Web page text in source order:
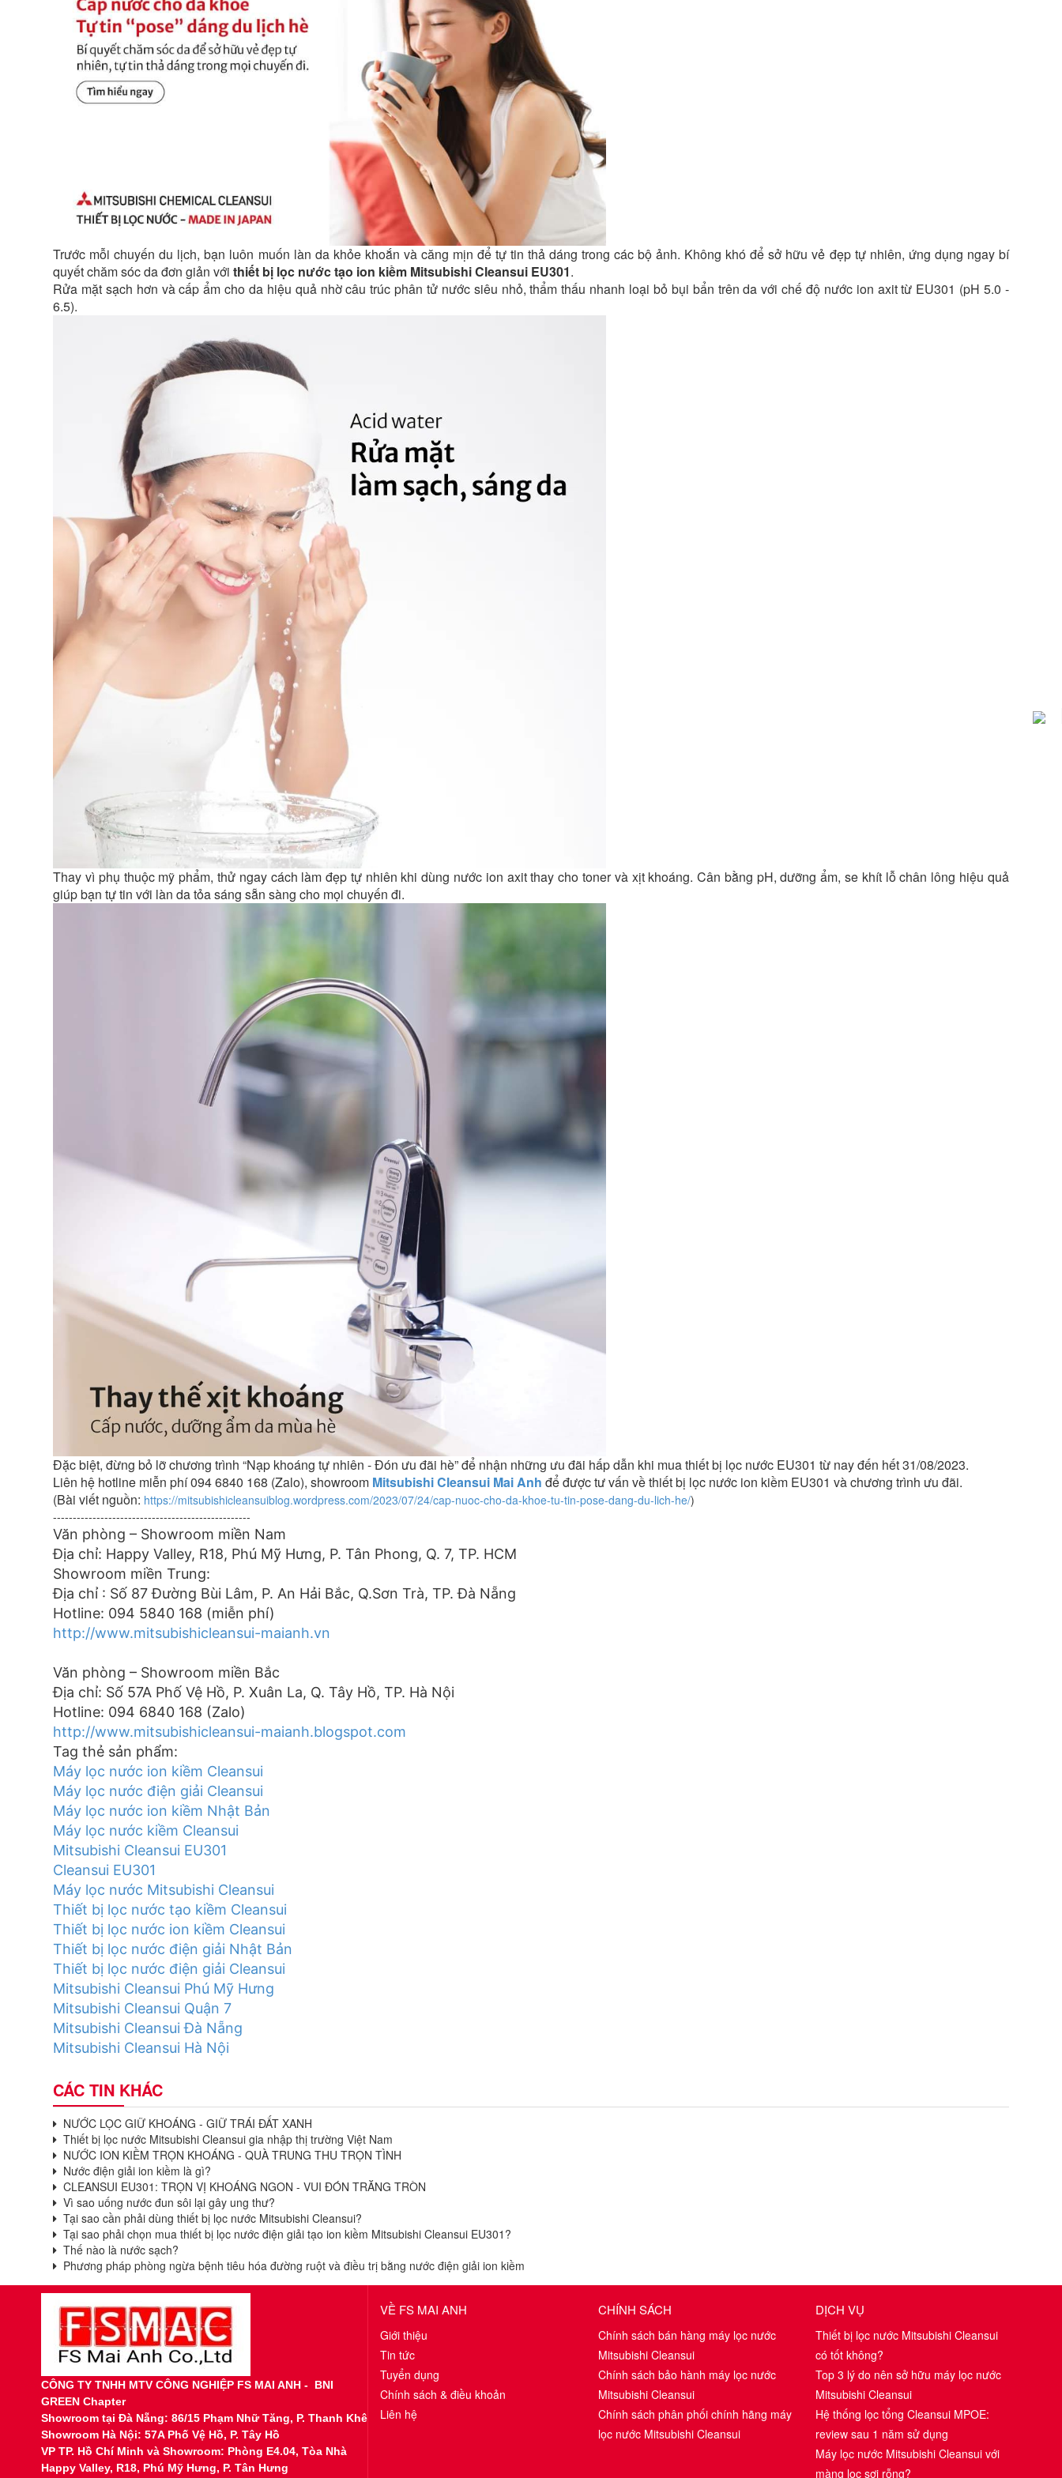
TỰ
TIN
"POSE"
LỊCH
HÈ
TIN
"POSE"
DÁNG
DU
DU
LỊCH
HÈ
Trước mỗi chuyến du lịch, bạn luôn muốn làn da khỏe khoắn và căng mịn để tự tin thả dáng trong các bộ ảnh. Không khó để sở hữu vẻ đẹp tự nhiên, ứng dụng ngay bí
quyết chăm sóc da đơn giản vớithiết bị lọc nước tạo ion kiềm Mitsubishi Cleansui EU301.
Rửa mặt sạch hơn và cấp ẩm cho da hiệu quả nhờ câu trúc phân tử nước siêu nhỏ, thẩm thấu nhanh loại bỏ bụi bẩn trên da với chế độ nước ion axit từ EU301 (pH 5.0 -
6.5).
Thay vì phụ thuộc mỹ phẩm, thử ngay cách làm đẹp tự nhiên khi dùng nước ion axit thay cho toner và xịt khoáng. Cân bằng pH, dưỡng ẩm, se khít lỗ chân lông hiệu quả
giúp bạn tự tin với làn da tỏa sáng sẵn sàng cho mọi chuyến đi.
Đặc biệt, đừng bỏ lỡ chương trình “Nạp khoáng tự nhiên - Đón ưu đãi hè” để nhận những ưu đãi hấp dẫn khi mua thiết bị lọc nước EU301 từ nay đến hết 31/08/2023.
Liên hệ hotline miễn phí 094 6840 168 (Zalo), showroom Mitsubishi Cleansui Mai Anh để được tư vấn về thiết bị lọc nước ion kiềm EU301 và chương trình ưu đãi.
(Bài viết nguồn: https://mitsubishicleansuiblog.wordpress.com/2023/07/24/cap-nuoc-cho-da-khoe-tu-tin-pose-dang-du-lich-he/)
--------------------------------------------------
Văn phòng – Showroom miền Nam
Địa chỉ: Happy Valley, R18, Phú Mỹ Hưng, P. Tân Phong, Q. 7, TP. HCM
Showroom miền Trung:
Địa chỉ : Số 87 Đường Bùi Lâm, P. An Hải Bắc, Q.Sơn Trà, TP. Đà Nẵng
Hotline: 094 5840 168 (miễn phí)
http://www.mitsubishicleansui-maianh.vn
Văn phòng – Showroom miền Bắc
Địa chỉ: Số 57A Phố Vệ Hồ, P. Xuân La, Q. Tây Hồ, TP. Hà Nội
Hotline: 094 6840 168 (Zalo)
http://www.mitsubishicleansui-maianh.blogspot.com
Tag thẻ sản phẩm:
Máy lọc nước ion kiềm Cleansui
Máy lọc nước điện giải Cleansui
Máy lọc nước ion kiềm Nhật Bản
Máy lọc nước kiềm Cleansui
Mitsubishi Cleansui EU301
Cleansui EU301
Máy lọc nước Mitsubishi Cleansui
Thiết bị lọc nước tạo kiềm Cleansui
Thiết bị lọc nước ion kiềm Cleansui
Thiết bị lọc nước điện giải Nhật Bản
Thiết bị lọc nước điện giải Cleansui
Mitsubishi Cleansui Phú Mỹ Hưng
Mitsubishi Cleansui Quận 7
Mitsubishi Cleansui Đà Nẵng
Mitsubishi Cleansui Hà Nội
CÁC TIN KHÁC
NƯỚC LỌC GIỮ KHOÁNG - GIỮ TRÁI ĐẤT XANH
Thiết bị lọc nước Mitsubishi Cleansui gia nhập thị trường Việt Nam
NƯỚC ION KIỀM TRỌN KHOÁNG - QUÀ TRUNG THU TRỌN TÌNH
Nước điện giải ion kiềm là gì?
CLEANSUI EU301: TRỌN VỊ KHOÁNG NGON - VUI ĐÓN TRĂNG TRÒN
Vì sao uống nước đun sôi lại gây ung thư?
Tại sao cần phải dùng thiết bị lọc nước Mitsubishi Cleansui?
Tại sao phải chọn mua thiết bị lọc nước điện giải tạo ion kiềm Mitsubishi Cleansui EU301?
Thế nào là nước sạch?
Phương pháp phòng ngừa bệnh tiêu hóa đường ruột và điều trị bằng nước điện giải ion kiềm
CÔNG TY TNHH MTV CÔNG NGHIỆP FS MAI ANH - BNI
GREEN Chapter
Showroom tạiĐà Nẵng: 86/15 Phạm Nhữ Tăng, P. Thanh Khê
Showroom Hà Nội: 57A Phố Vệ Hồ, P. Tây Hồ
VP TP. Hồ Chí Minh và Showroom: Phòng E4.04, Tòa Nhà
Happy Valley, R18, Phú Mỹ Hưng, P. Tân Hưng
VỀ FS MAI ANH
Giới thiệu
Tin tức
Tuyển dụng
Chính sách & điều khoản
Liên hệ
CHÍNH SÁCH
Chính sách bán hàng máy lọc nước
Mitsubishi Cleansui
Chính sách bảo hành máy lọc nước
Mitsubishi Cleansui
Chính sách phân phối chính hãng máy
lọc nước Mitsubishi Cleansui
DỊCH VỤ
Thiết bị lọc nước Mitsubishi Cleansui
có tốt không?
Top 3 lý do nên sở hữu máy lọc nước
Mitsubishi Cleansui
Hệ thống lọc tổng Cleansui MPOE:
review sau 1 năm sử dụng
Máy lọc nước Mitsubishi Cleansui với
màng lọc sợi rỗng?